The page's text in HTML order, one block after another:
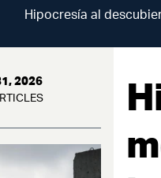
Hipocresía al
2026